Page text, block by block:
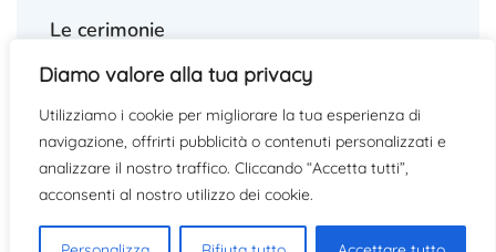
Diamo valore alla tua privacy
Utilizziamo i cookie per migliorare la tua esperienza di
navigazione, offrirti pubblicità o contenuti personalizzati e
analizzare il nostro traffico. Cliccando “Accetta tutti”,
acconsenti al nostro utilizzo dei cookie.
Le cerimonie
matrimoni
funerali
altre cerimonie